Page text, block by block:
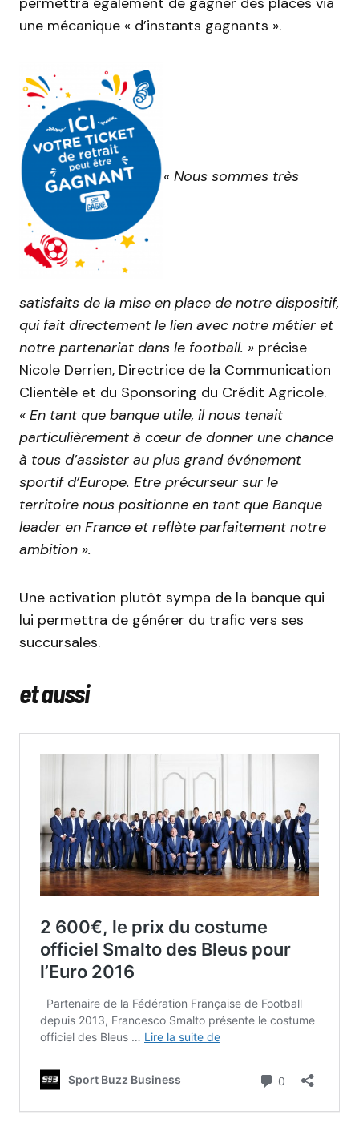
une mécanique « d’instants gagnants ».
« Nous sommes très
satisfaits de la mise en place de notre dispositif,
qui fait directement le lien avec notre métier et
notre partenariat dans le football. » précise
Nicole Derrien, Directrice de la Communication
Clientèle et du Sponsoring du Crédit Agricole.
« En tant que banque utile, il nous tenait
particulièrement à cœur de donner une chance
à tous d’assister au plus grand événement
sportif d’Europe. Etre précurseur sur le
territoire nous positionne en tant que Banque
leader en France et reflète parfaitement notre
ambition ».
Une activation plutôt sympa de la banque qui
lui permettra de générer du trafic vers ses
succursales.
et aussi